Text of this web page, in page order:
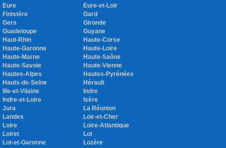
Eure
Eure-et-Loir
Finistère
Gard
Gers
Gironde
Guadeloupe
Guyane
Haut-Rhin
Haute-Corse
Haute-Garonne
Haute-Loire
Haute-Marne
Haute-Saône
Haute-Savoie
Haute-Vienne
Hautes-Alpes
Hautes-Pyrénées
Hauts-de-Seine
Hérault
Ille-et-Vilaine
Indre
Indre-et-Loire
Isère
Jura
La Réunion
Landes
Loir-et-Cher
Loire
Loire-Atlantique
Loiret
Lot
Lot-et-Garonne
Lozère